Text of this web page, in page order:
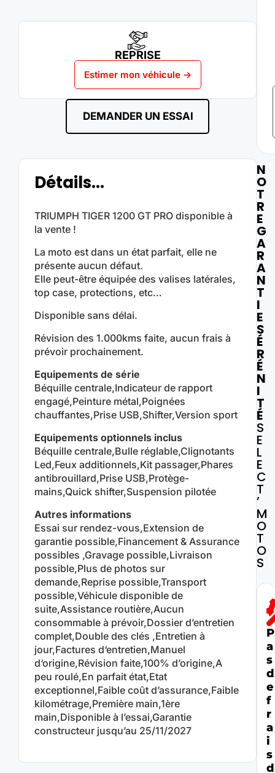
REPRISE
Estimer mon véhicule ->
DEMANDER UN ESSAI
Détails...
TRIUMPH TIGER 1200 GT PRO disponible à
la vente !
La moto est dans un état parfait, elle ne
présente aucun défaut.
Elle peut-être équipée des valises latérales,
top case, protections, etc…
Disponible sans délai.
Révision des 1.000kms faite, aucun frais à
prévoir prochainement.
Equipements de série
Béquille centrale,Indicateur de rapport
engagé,Peinture métal,Poignées
chauffantes,Prise USB,Shifter,Version sport
Equipements optionnels inclus
Béquille centrale,Bulle réglable,Clignotants
Led,Feux additionnels,Kit passager,Phares
antibrouillard,Prise USB,Protège-
mains,Quick shifter,Suspension pilotée
Autres informations
Essai sur rendez-vous,Extension de
garantie possible,Financement & Assurance
possibles ,Gravage possible,Livraison
possible,Plus de photos sur
demande,Reprise possible,Transport
possible,Véhicule disponible de
suite,Assistance routière,Aucun
consommable à prévoir,Dossier d’entretien
complet,Double des clés ,Entretien à
jour,Factures d‘entretien,Manuel
d‘origine,Révision faite,100% d’origine,A
peu roulé,En parfait état,Etat
exceptionnel,Faible coût d’assurance,Faible
kilométrage,Première main,1ère
main,Disponible à l’essai,Garantie
constructeur jusqu’au 25/11/2027
N
O
T
R
E
G
A
R
A
N
T
I
E
S
É
R
É
N
I
T
É
S
E
L
E
C
T
’
M
O
T
O
S
o
t
o
r
é
v
i
s
é
C
o
n
s
e
i
l
s
e
t
a
P
a
s
d
e
f
r
a
i
s
d